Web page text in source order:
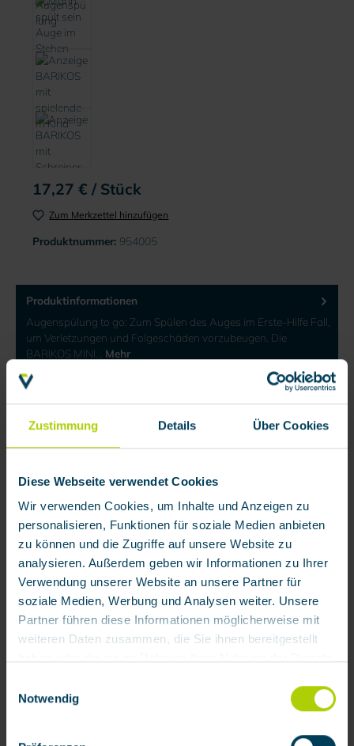
Zustimmung Details Über Cookies
Diese Webseite verwendet Cookies
Wir verwenden Cookies, um Inhalte und Anzeigen zu
personalisieren, Funktionen für soziale Medien anbieten
zu können und die Zugriffe auf unsere Website zu
analysieren. Außerdem geben wir Informationen zu Ihrer
Verwendung unserer Website an unsere Partner für
soziale Medien, Werbung und Analysen weiter. Unsere
Partner führen diese Informationen möglicherweise mit
weiteren Daten zusammen, die Sie ihnen bereitgestellt
Mit Klick auf „[Zustimmen / Alles akzeptieren / etc.]“
erteilen Sie Ihre Einwilligung auch in die Weitergabe über
Notwendig
17,27 € / Stück
Zum Merkzettel hinzufügen
Produktnummer: 954005
Produktinformationen
Augenspülung to go: Zum Spülen des Auges im Erste-Hilfe Fall,
um Verletzungen und Folgeschäden vorzubeugen. Die
BARIKOS MINI… Mehr
Bewertungen
Dokumente
Produktgalerie überspringen
Zubehör
Zubehör